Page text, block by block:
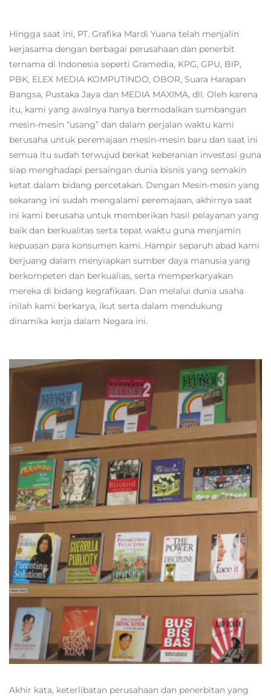
Hingga saat ini, PT. Grafika Mardi Yuana telah menjalin
kerjasama dengan berbagai perusahaan dan penerbit
ternama di Indonesia seperti Gramedia, KPG, GPU, BIP,
PBK, ELEX MEDIA KOMPUTINDO, OBOR, Suara Harapan
Bangsa, Pustaka Jaya dan MEDIA MAXIMA, dll. Oleh karena
itu, kami yang awalnya hanya bermodalkan sumbangan
mesin-mesin “usang” dan dalam perjalan waktu kami
berusaha untuk peremajaan mesin-mesin baru dan saat ini
semua itu sudah terwujud berkat keberanian investasi guna
siap menghadapi persaingan dunia bisnis yang semakin
ketat dalam bidang percetakan. Dengan Mesin-mesin yang
sekarang ini sudah mengalami peremajaan, akhirnya saat
ini kami berusaha untuk memberikan hasil pelayanan yang
baik dan berkualitas serta tepat waktu guna menjamin
kepuasan para konsumen kami. Hampir separuh abad kami
berjuang dalam menyiapkan sumber daya manusia yang
berkompeten dan berkualias, serta memperkaryakan
mereka di bidang kegrafikaan. Dan melalui dunia usaha
inilah kami berkarya, ikut serta dalam mendukung
dinamika kerja dalam Negara ini.
Akhir kata, keterlibatan perusahaan dan penerbitan yang